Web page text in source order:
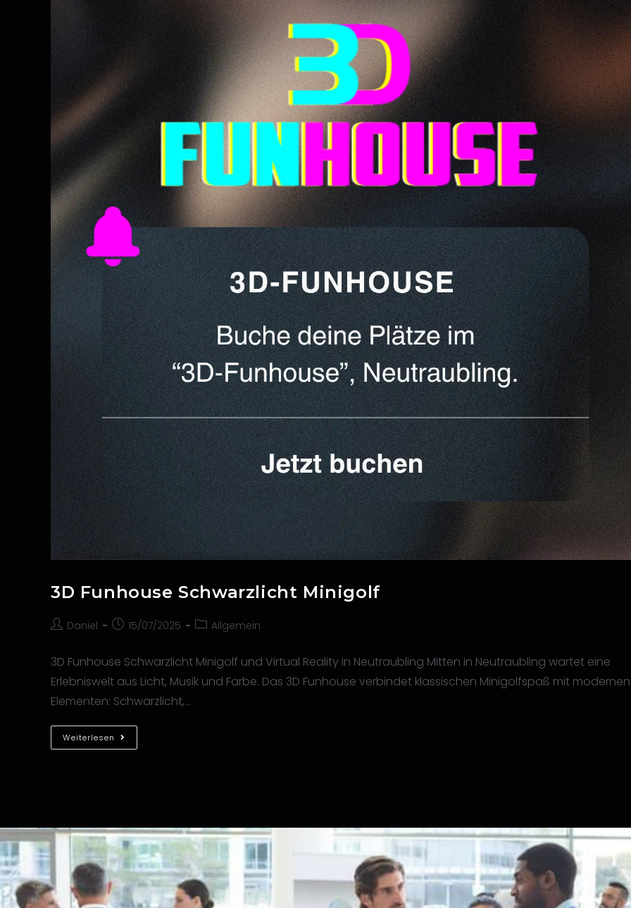
3D Funhouse Schwarzlicht Minigolf
Daniel 15/07/2025 Allgemein
3D Funhouse Schwarzlicht Minigolf und Virtual Reality in Neutraubling Mitten in Neutraubling wartet eine
Erlebniswelt aus Licht, Musik und Farbe. Das 3D Funhouse verbindet klassischen Minigolfspaß mit modernen
Elementen: Schwarzlicht,…
Weiterlesen